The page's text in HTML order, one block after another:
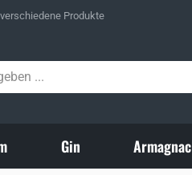
Produkte
Gin